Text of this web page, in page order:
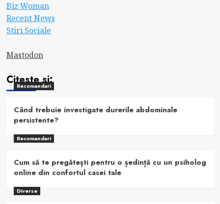
Biz Woman
Recent News
Stiri Sociale
Mastodon
Citeste si:
Recomandari
Când trebuie investigate durerile abdominale
persistente?
Recomandari
Cum să te pregătești pentru o ședință cu un psiholog
online din confortul casei tale
Diverse